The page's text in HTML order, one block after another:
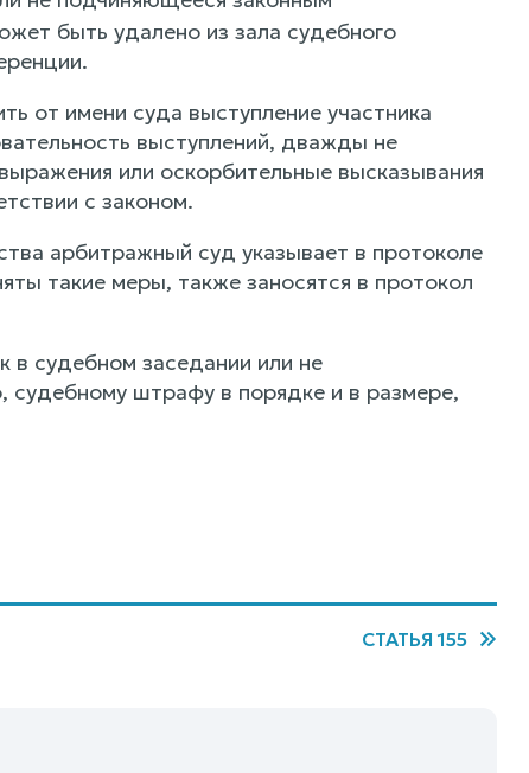
быть удалено из зала судебного
от имени суда выступление участника
выступлений, дважды не
или оскорбительные высказывания
с законом.
арбитражный суд указывает в протоколе
такие меры, также заносятся в протокол
судебном заседании или не
штрафу в порядке и в размере,
СТАТЬЯ 155